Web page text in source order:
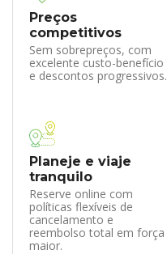
Preços
competitivos
Sem sobrepreços, com
excelente custo-benefício
e descontos progressivos.
Planeje e viaje
tranquilo
Reserve online com
políticas flexíveis de
cancelamento e
reembolso total em força
maior.